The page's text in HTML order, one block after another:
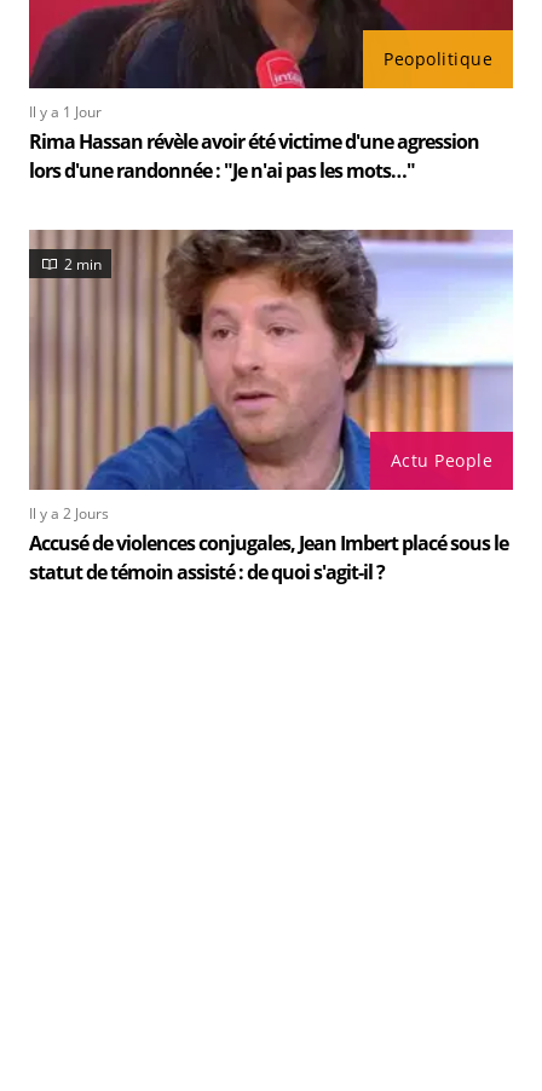
Peopolitique
Il y a 1 Jour
Rima Hassan révèle avoir été victime d'une agression
lors d'une randonnée : "Je n'ai pas les mots…"
Actu People
2 min
Il y a 2 Jours
Accusé de violences conjugales, Jean Imbert placé sous le
statut de témoin assisté : de quoi s'agit-il ?